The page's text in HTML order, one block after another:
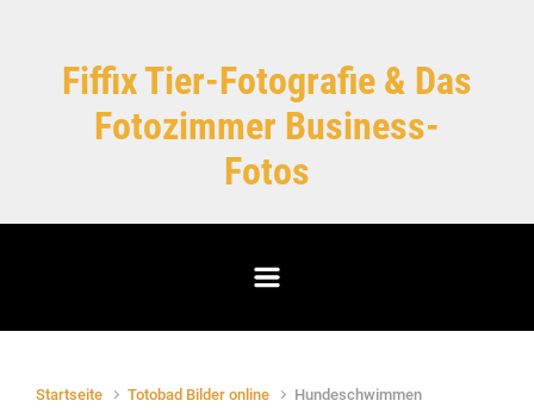
Fiffix Tier-Fotografie & Das
Fotozimmer Business-
Fotos
Startseite Totobad Bilder online Hundeschwimmen